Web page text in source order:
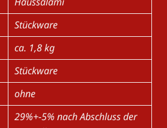
Stückware
ca. 1,8 kg
Stückware
ohne
29%+-5% nach Abschluss der